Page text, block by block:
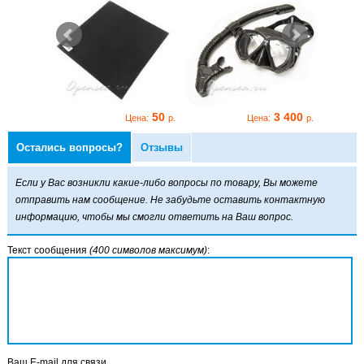
Цена: 50 р. Цена: 3 400 р.
Остались вопросы? Отзывы
Если у Вас возникли какие-либо вопросы по товару, Вы можете
отправить нам сообщение. Не забудьте оставить контактную
информацию, чтобы мы смогли ответить на Ваш вопрос.
Текст сообщения (400 символов максимум):